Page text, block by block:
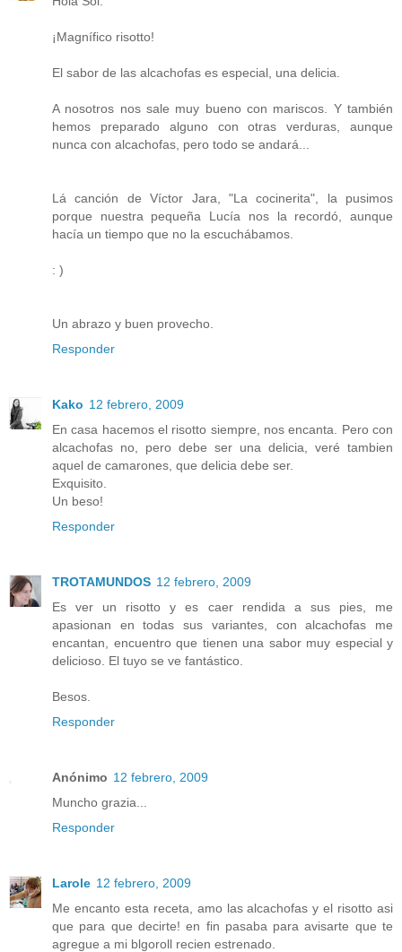
¡Magnífico risotto!
El sabor de las alcachofas es especial, una delicia.
A nosotros nos sale muy bueno con mariscos. Y también
hemos preparado alguno con otras verduras, aunque
nunca con alcachofas, pero todo se andará...
Lá canción de Víctor Jara, "La cocinerita", la pusimos
porque nuestra pequeña Lucía nos la recordó, aunque
hacía un tiempo que no la escuchábamos.
: )
Un abrazo y buen provecho.
Responder
Kako 12 febrero, 2009
En casa hacemos el risotto siempre, nos encanta. Pero con
alcachofas no, pero debe ser una delicia, veré tambien
aquel de camarones, que delicia debe ser.
Exquisito.
Un beso!
Responder
TROTAMUNDOS 12 febrero, 2009
Es ver un risotto y es caer rendida a sus pies, me
apasionan en todas sus variantes, con alcachofas me
encantan, encuentro que tienen una sabor muy especial y
delicioso. El tuyo se ve fantástico.
Besos.
Responder
Anónimo 12 febrero, 2009
Muncho grazia...
Responder
Larole 12 febrero, 2009
Me encanto esta receta, amo las alcachofas y el risotto asi
que para que decirte! en fin pasaba para avisarte que te
agregue a mi blgoroll recien estrenado.